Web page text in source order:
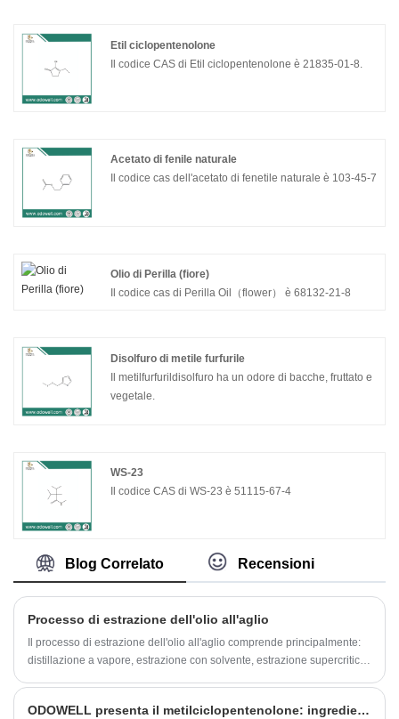
materie prime e nuove tecnologie per soddisfare la
crescente ricerca di varietà e qualità dei prodotti da
tonnellate all'anno e popolare nei mercati europei e
americani.
Etil ciclopentenolone
Il codice CAS di Etil ciclopentenolone è 21835-01-8.
Acetato di fenile naturale
Il codice cas dell'acetato di fenetile naturale è 103-45-7
Olio di Perilla (fiore)
Il codice cas di Perilla Oil（flower） è 68132-21-8
Disolfuro di metile furfurile
Il metilfurfurildisolfuro ha un odore di bacche, fruttato e
vegetale.
WS-23
Il codice CAS di WS-23 è 51115-67-4
Blog Correlato Recensioni
Processo di estrazione dell'olio all'aglio
Il processo di estrazione dell'olio all'aglio comprende principalmente:
distillazione a vapore, estrazione con solvente, estrazione supercritica,
​ODOWELL presenta il metilciclopentenolone: ​​ingrediente dall'aroma di nocciola con sfumature di acero e liquirizia